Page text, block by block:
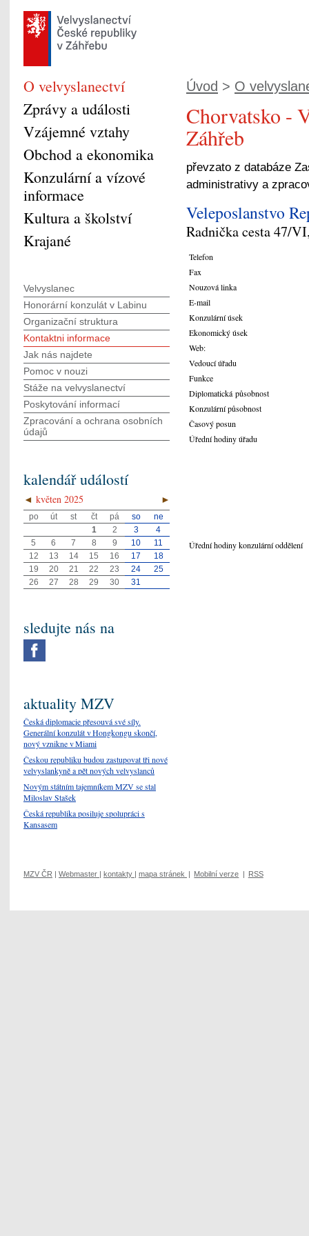
Úvod > O
Chorvatsko -
Záhřeb
převzato z databáze
administrativy a
Veleposlanstvo
Radnička cesta 47/
Telefon
Fax
Nouzová linka
E-mail
Konzulární úsek
Ekonomický úsek
Web:
Vedoucí úřadu
Funkce
Diplomatická působnost
Konzulární působnost
Časový posun
Úřední hodiny úřadu
Úřední hodiny konzulární oddělení
O velvyslanectví
Zprávy a události
Vzájemné vztahy
Obchod a ekonomika
Konzulární a vízové
informace
Kultura a školství
Krajané
Velvyslanec
Honorární konzulát v Labinu
Organizační struktura
Kontaktni informace
Jak nás najdete
Pomoc v nouzi
Stáže na velvyslanectví
Poskytování informací
Zpracování a ochrana osobních
údajů
kalendář událostí
◄ ►
květen 2025
po út st čt pá so
ne
1
2 3
4
5
6 7 8 9 10
11
12
13 14 15 16 17
18
19
20 21 22 23 24
25
26
27 28 29 30 31
sledujte nás na
aktuality MZV
Česká diplomacie přesouvá své síly.
Generální konzulát v Hongkongu skončí,
nový vznikne v Miami
Českou republiku budou zastupovat tři nové
velvyslankyně a pět nových velvyslanců
Novým státním tajemníkem MZV se stal
Miloslav Stašek
Česká republika posiluje spolupráci s
Kansasem
MZV ČR Webmaster kontakty mapa stránek Mobilní verze RSS